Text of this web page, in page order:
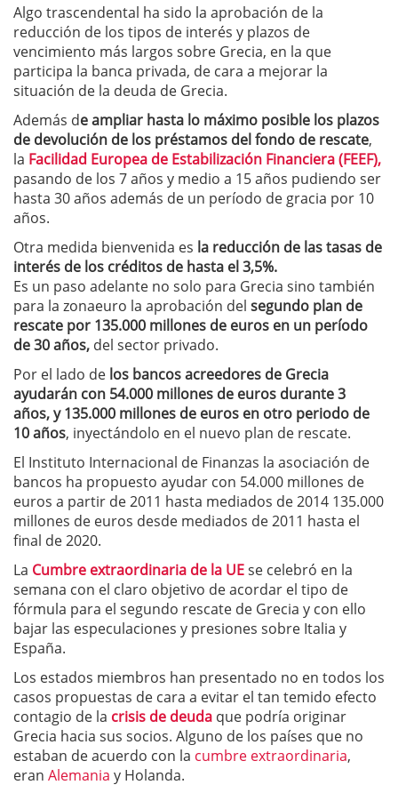
Algo trascendental ha sido la aprobación de la
reducción de los tipos de interés y plazos de
vencimiento más largos sobre Grecia, en la que
participa la banca privada, de cara a mejorar la
situación de la deuda de Grecia.
Además de ampliar hasta lo máximo posible los plazos
de devolución de los préstamos del fondo de rescate,
la Facilidad Europea de Estabilización Financiera (FEEF),
pasando de los 7 años y medio a 15 años pudiendo ser
hasta 30 años además de un período de gracia por 10
años.
Otra medida bienvenida es la reducción de las tasas de
interés de los créditos de hasta el 3,5%.
Es un paso adelante no solo para Grecia sino también
para la zonaeuro la aprobación del segundo plan de
rescate por 135.000 millones de euros en un período
de 30 años, del sector privado.
Por el lado de los bancos acreedores de Grecia
ayudarán con 54.000 millones de euros durante 3
años, y 135.000 millones de euros en otro periodo de
10 años, inyectándolo en el nuevo plan de rescate.
El Instituto Internacional de Finanzas la asociación de
bancos ha propuesto ayudar con 54.000 millones de
euros a partir de 2011 hasta mediados de 2014 135.000
millones de euros desde mediados de 2011 hasta el
final de 2020.
La Cumbre extraordinaria de la UEse celebró en la
semana con el claro objetivo de acordar el tipo de
fórmula para el segundo rescate de Grecia y con ello
bajar las especulaciones y presiones sobre Italia y
España.
Los estados miembros han presentado no en todos los
casos propuestas de cara a evitar el tan temido efecto
contagio de la crisis de deuda que podría originar
Grecia hacia sus socios. Alguno de los países que no
estaban de acuerdo con la cumbre extraordinaria,
eran Alemania y Holanda.